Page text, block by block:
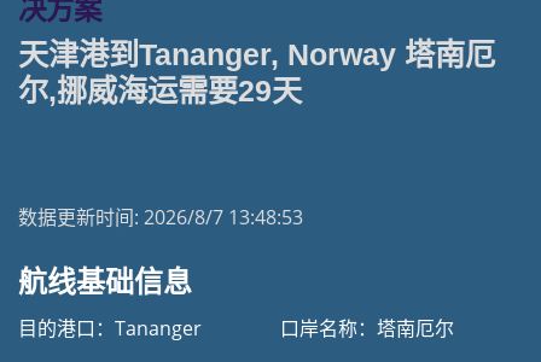
决方案
天津港到Tananger, Norway 塔南厄
尔,挪威海运需要29天
数据更新时间: 2026/8/7 13:48:53
航线基础信息
目的港口：Tananger 口岸名称：塔南厄尔